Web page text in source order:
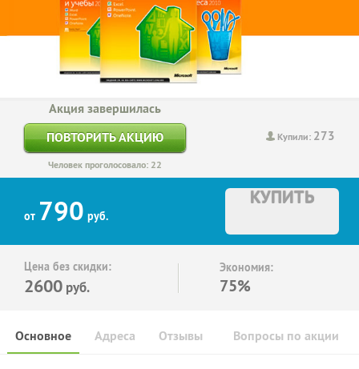
Купили: 273
Акция завершилась
ПОВТОРИТЬ АКЦИЮ
Человек проголосовало: 22
от 790 руб.
КУПИТЬ
Цена без скидки:
2600 руб.
Экономия:
75%
Основное Отзывы Вопросы по акции
Адреса